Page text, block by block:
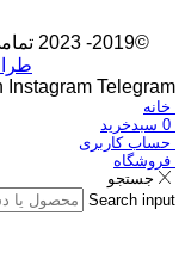
©2019- 2023 تمامی حقوق برای کالا۳۶۰ محفوظ می باشد |
Instagram Telegram
خانه
0 سبدخرید
حساب کاربری
فروشگاه
جستجو
Search input